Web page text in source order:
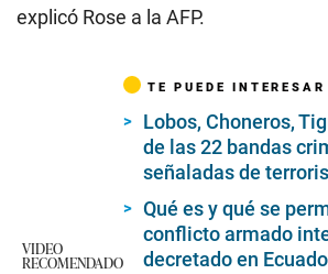
explicó Rose a la AFP.
VIDEO
RECOMENDADO
TE PUEDE INTERESAR
Lobos, Choneros,
de las 22 bandas
señaladas de
Qué es y qué se
conflicto armado
decretado en